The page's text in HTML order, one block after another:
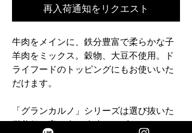
再入荷通知をリクエスト
牛肉をメインに、鉄分豊富で柔らかな子
羊肉をミックス。穀物、大豆不使用。ド
ライフードのトッピングにもお使いいた
だけます。
「グランカルノ」シリーズは選び抜いた